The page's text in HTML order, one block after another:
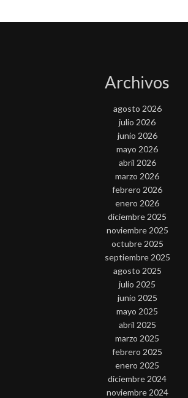
Archivos
agosto 2026
julio 2026
junio 2026
mayo 2026
abril 2026
marzo 2026
febrero 2026
enero 2026
diciembre 2025
noviembre 2025
octubre 2025
septiembre 2025
agosto 2025
julio 2025
junio 2025
mayo 2025
abril 2025
marzo 2025
febrero 2025
enero 2025
diciembre 2024
noviembre 2024